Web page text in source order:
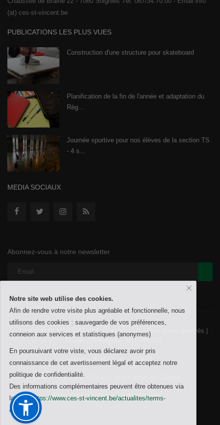
(at) ces-st-vincent.be
PUBLICATIONS LES PLUS VUES
Construction d'une structure pour skateboard
Planification de la fin de l'année et adaptation du
Règ...
Journée sportive pour nos élèves de la section TS
- 4 s...
MEDIA SOCIAUX
Abonnez-vous à notre newsletter
Copyright © 1999-2026 CES Saint-Vincent - Tous droits réservés |
Conditions d'utilisation
Livre anniversaire - 150 ans de fondation du Collège
Assistance technique Notre histoire
Notre site web utilise des cookies.
Afin de rendre votre visite plus agréable et fonctionnelle, nous
utilisons des cookies : sauvegarde de vos préférences,
conneion aux services et statistiques (anonymes)
En poursuivant votre viste, vous déclarez avoir pris
connaissance de cet avertissement légal et acceptez notre
politique de confidentialité.
Des informations complémentaires peuvent être obtenues via
la pagehttps://www.ces-st-vincent.be/actualites/terms-
conditions